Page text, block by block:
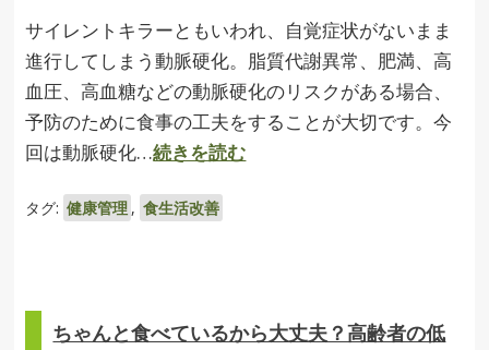
サイレントキラーともいわれ、自覚症状がないまま
進行してしまう動脈硬化。脂質代謝異常、肥満、高
血圧、高血糖などの動脈硬化のリスクがある場合、
予防のために食事の工夫をすることが大切です。今
回は動脈硬化…続きを読む
タグ: 健康管理 , 食生活改善
ちゃんと食べているから大丈夫？高齢者の低